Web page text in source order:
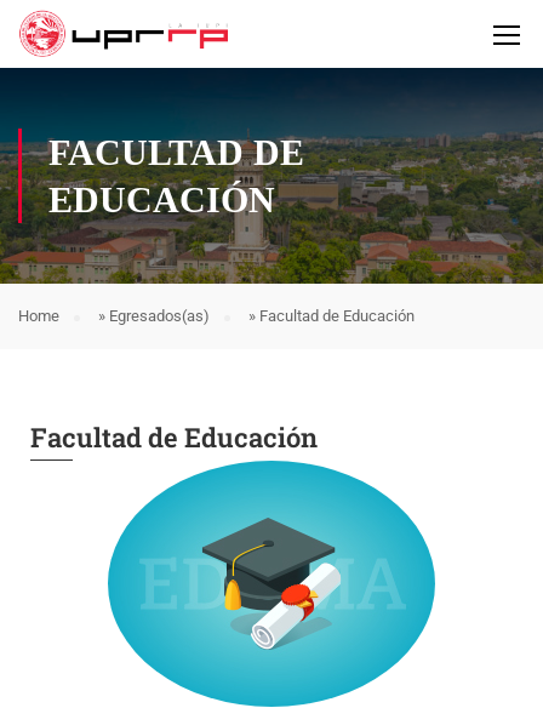
FACULTAD DE
EDUCACIÓN
Home » Egresados(as) » Facultad de Educación
Facultad de Educación